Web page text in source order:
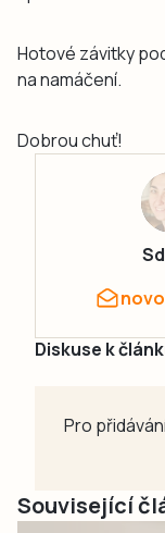
Hotové závitky
na namáčení.
Dobrou chuť!
Diskuse k
Pro
Související